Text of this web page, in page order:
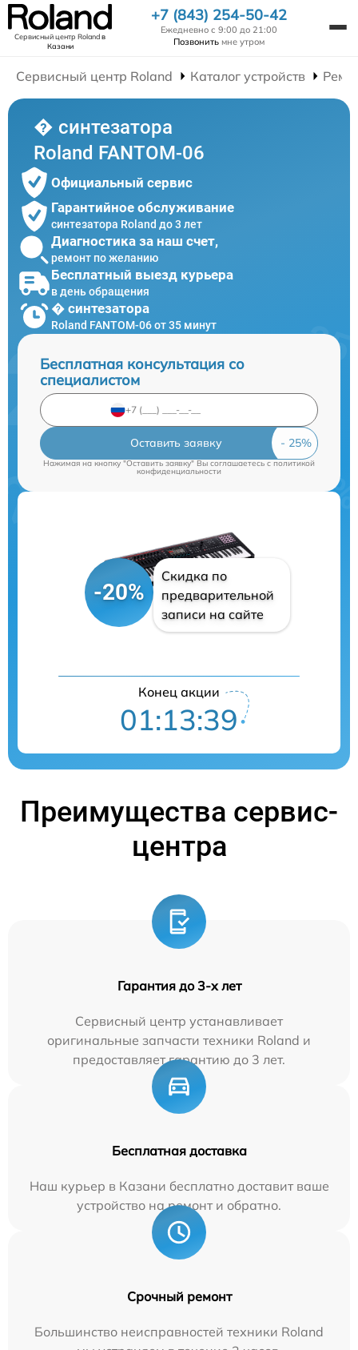
Сервисный центр Rolandв
Казани
+7 (843) 254-50-42
Ежедневно с 9:00 до 21:00
Позвонить мне утром
Сервисный центр Roland Каталог устройств
� синтезатора
Roland FANTOM-06
Официальный сервис
Гарантийное обслуживание
синтезатора Roland до 3 лет
Диагностика за наш счет,
ремонт по желанию
Бесплатный выезд курьера
в день обращения
� синтезатора
Roland FANTOM-06 от 35 минут
Бесплатная консультация со
специалистом
Оставить заявку
Нажимая на кнопку "Оставить заявку" Вы соглашаетесь cполитикой
конфиденциальности
-20%
Скидка по
предварительной
записи на сайте
Конец акции
01:13:38
Преимущества сервис-
центра
Гарантия до 3-х лет
Сервисный центр устанавливает
оригинальные запчасти техники Roland и
предоставляет гарантию до 3 лет.
Бесплатная доставка
Наш курьер в Казани бесплатно доставит ваше
устройство на ремонт и обратно.
Срочный ремонт
Большинство неисправностей техники Roland